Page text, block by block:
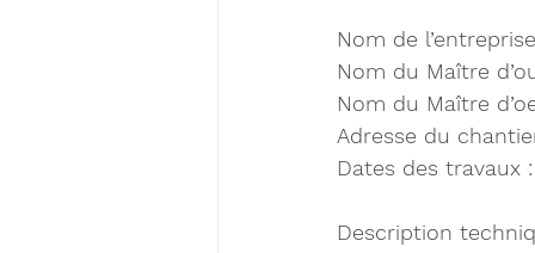
Nom de
Nom du Maître
Nom du Maître
Adresse du
Dates des travaux
Description